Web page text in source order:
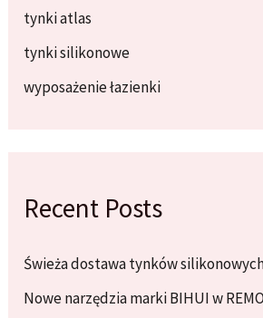
tynki atlas
tynki silikonowe
wyposażenie łazienki
Recent Posts
Świeża dostawa tynków silikonowych
Nowe narzędzia marki BIHUI w